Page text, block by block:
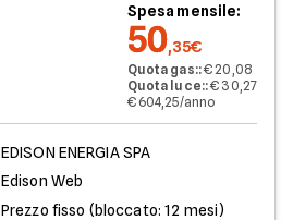
Spesa mensile:
50,35€
Quota gas::€ 20,08
Quota luce::€ 30,27
€ 604,25/anno
EDISON ENERGIA SPA
Edison Web
Prezzo fisso (bloccato: 12 mesi)